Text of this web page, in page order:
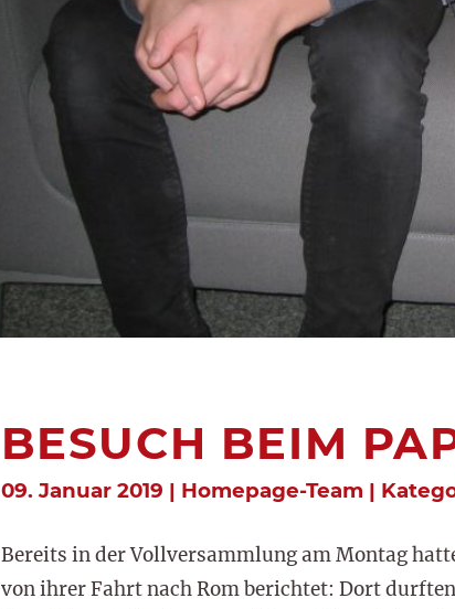
BESUCH BEIM
09. Januar 2019 | Homepage-Team |
Bereits in der Vollversammlung am Montag
von ihrer Fahrt nach Rom berichtet: Dort